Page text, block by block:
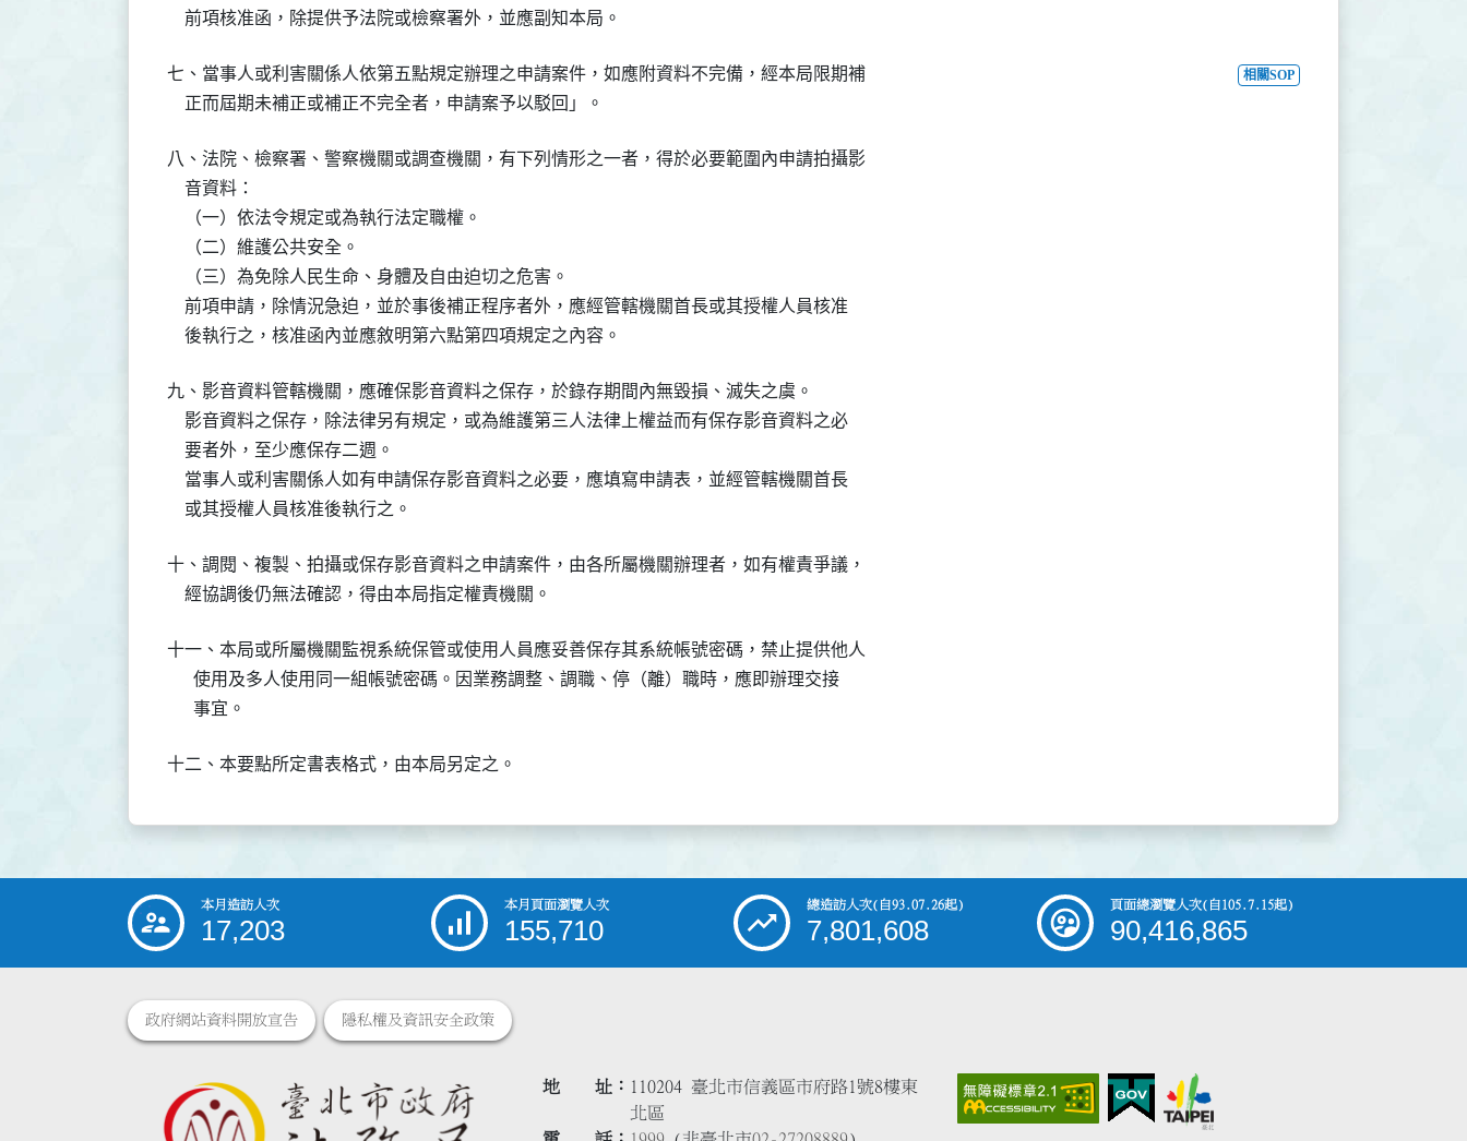
    前項核准函，除提供予法院或檢察署外，並應副知本局。
七、當事人或利害關係人依第五點規定辦理之申請案件，如應附資料不完備，經本局限期補
    正而屆期未補正或補正不完全者，申請案予以駁回」。
相關SOP
八、法院、檢察署、警察機關或調查機關，有下列情形之一者，得於必要範圍內申請拍攝影
    音資料：
    （一）依法令規定或為執行法定職權。
    （二）維護公共安全。
    （三）為免除人民生命、身體及自由迫切之危害。
    前項申請，除情況急迫，並於事後補正程序者外，應經管轄機關首長或其授權人員核准
    後執行之，核准函內並應敘明第六點第四項規定之內容。
九、影音資料管轄機關，應確保影音資料之保存，於錄存期間內無毀損、滅失之虞。
    影音資料之保存，除法律另有規定，或為維護第三人法律上權益而有保存影音資料之必
    要者外，至少應保存二週。
    當事人或利害關係人如有申請保存影音資料之必要，應填寫申請表，並經管轄機關首長
    或其授權人員核准後執行之。
十、調閱、複製、拍攝或保存影音資料之申請案件，由各所屬機關辦理者，如有權責爭議，
    經協調後仍無法確認，得由本局指定權責機關。
十一、本局或所屬機關監視系統保管或使用人員應妥善保存其系統帳號密碼，禁止提供他人
      使用及多人使用同一組帳號密碼。因業務調整、調職、停（離）職時，應即辦理交接
      事宜。
十二、本要點所定書表格式，由本局另定之。
::: 本月造訪人次
17,203
本月頁面瀏覽人次
155,710
總造訪人次(自93.07.26起)
7,801,608
頁面總瀏覽人次(自105.7.15起)
90,416,865
政府網站資料開放宣告 隱私權及資訊安全政策
地 址
110204 臺北市信義區市府路1號8樓東
北區